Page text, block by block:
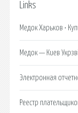
Links
Медок Харьков •
Медок — Киев
Электронная
Реестр